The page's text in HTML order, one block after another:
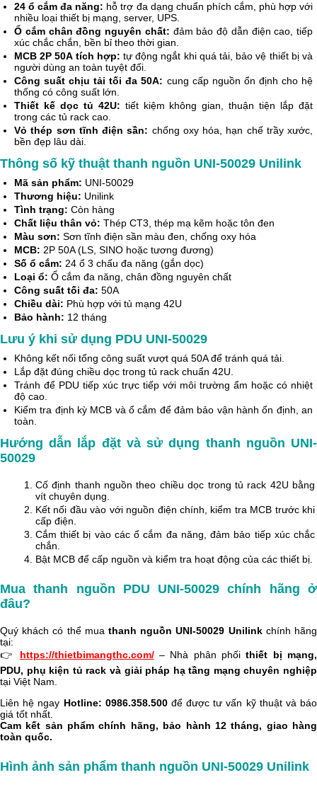
24 ổ cắm đa năng: hỗ trợ đa dạng chuẩn phích cắm, phù hợp với
nhiều loại thiết bị mạng, server, UPS.
Ổ cắm chân đồng nguyên chất: đảm bảo độ dẫn điện cao, tiếp
xúc chắc chắn, bền bỉ theo thời gian.
MCB 2P 50A tích hợp: tự động ngắt khi quá tải, bảo vệ thiết bị và
người dùng an toàn tuyệt đối.
Công suất chịu tải tối đa 50A: cung cấp nguồn ổn định cho hệ
thống có công suất lớn.
Thiết kế dọc tủ 42U: tiết kiệm không gian, thuận tiện lắp đặt
trong các tủ rack cao.
Vỏ thép sơn tĩnh điện sần: chống oxy hóa, hạn chế trầy xước,
bền đẹp lâu dài.
Thông số kỹ thuật thanh nguồn UNI-50029 Unilink
Mã sản phẩm: UNI-50029
Thương hiệu: Unilink
Tình trạng: Còn hàng
Chất liệu thân vỏ: Thép CT3, thép mạ kẽm hoặc tôn đen
Màu sơn: Sơn tĩnh điện sần màu đen, chống oxy hóa
MCB: 2P 50A (LS, SINO hoặc tương đương)
Số ổ cắm: 24 ổ 3 chấu đa năng (gắn dọc)
Loại ổ: Ổ cắm đa năng, chân đồng nguyên chất
Công suất tối đa: 50A
Chiều dài: Phù hợp với tủ mạng 42U
Bảo hành: 12 tháng
Lưu ý khi sử dụng PDU UNI-50029
Không kết nối tổng công suất vượt quá 50A để tránh quá tải.
Lắp đặt đúng chiều dọc trong tủ rack chuẩn 42U.
Tránh để PDU tiếp xúc trực tiếp với môi trường ẩm hoặc có nhiệt
độ cao.
Kiểm tra định kỳ MCB và ổ cắm để đảm bảo vận hành ổn định, an
toàn.
Hướng dẫn lắp đặt và sử dụng thanh nguồn UNI-
50029
Cố định thanh nguồn theo chiều dọc trong tủ rack 42U bằng
vít chuyên dụng.
Kết nối đầu vào với nguồn điện chính, kiểm tra MCB trước khi
cấp điện.
Cắm thiết bị vào các ổ cắm đa năng, đảm bảo tiếp xúc chắc
chắn.
Bật MCB để cấp nguồn và kiểm tra hoạt động của các thiết bị.
Mua thanh nguồn PDU UNI-50029 chính hãng ở
đâu?
Quý khách có thể mua thanh nguồn UNI-50029 Unilinkchính hãng
tại:
👉 https://thietbimangthc.com/– Nhà phân phốithiết bị mạng,
PDU, phụ kiện tủ rack và giải pháp hạ tầng mạng chuyên nghiệp
tại Việt Nam.
Liên hệ ngay Hotline: 0986.358.500để được tư vấn kỹ thuật và báo
giá tốt nhất.
Cam kết sản phẩm chính hãng, bảo hành 12 tháng, giao hàng
toàn quốc.
Hình ảnh sản phẩm thanh nguồn UNI-50029 Unilink